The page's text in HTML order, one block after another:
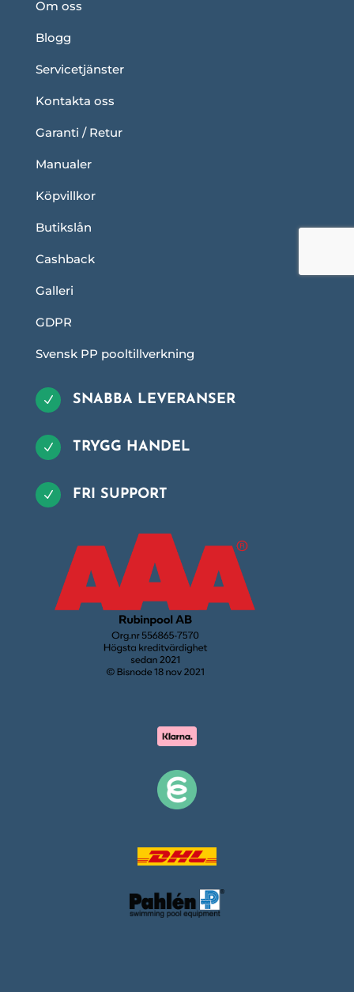
Om oss
Blogg
Servicetjänster
Kontakta oss
Garanti / Retur
Manualer
Köpvillkor
Butikslån
Cashback
Galleri
GDPR
Svensk PP pooltillverkning
N SNABBA LEVERANSER
N TRYGG HANDEL
N FRI SUPPORT